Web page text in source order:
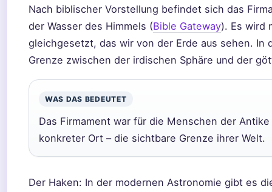
Nach biblischer Vorstellung befindet sich das
der Wasser des Himmels (Bible Gateway). Es wird
gleichgesetzt, das wir von der Erde aus sehen. In
Grenze zwischen der irdischen Sphäre und der
WAS DAS BEDEUTET
Das Firmament war für die Menschen der
konkreter Ort – die sichtbare Grenze ihrer Welt.
Der Haken: In der modernen Astronomie gibt es